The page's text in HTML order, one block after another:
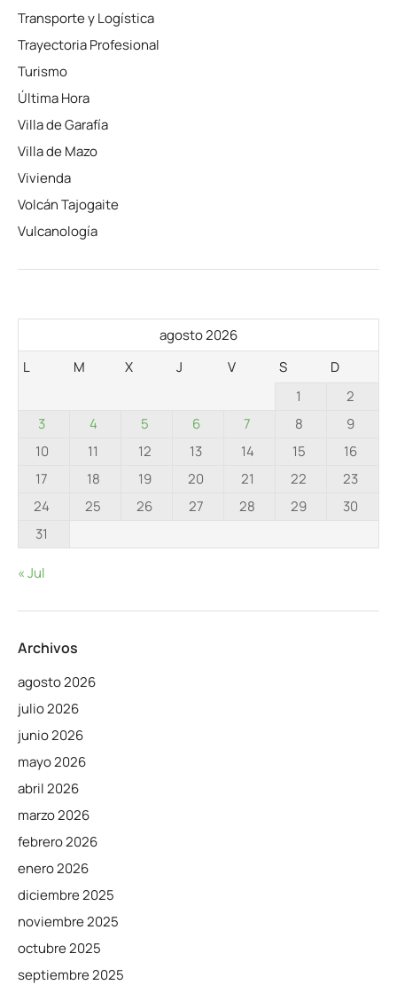
Transporte y Logística
Trayectoria Profesional
Turismo
Última Hora
Villa de Garafía
Villa de Mazo
Vivienda
Volcán Tajogaite
Vulcanología
agosto 2026
L
M X J V S
D
1
2
3
4 5 6 7 8
9
10
11 12 13 14 15
16
17
18 19 20 21 22
23
24
25 26 27 28 29
30
31
« Jul
Archivos
agosto 2026
julio 2026
junio 2026
mayo 2026
abril 2026
marzo 2026
febrero 2026
enero 2026
diciembre 2025
noviembre 2025
octubre 2025
septiembre 2025